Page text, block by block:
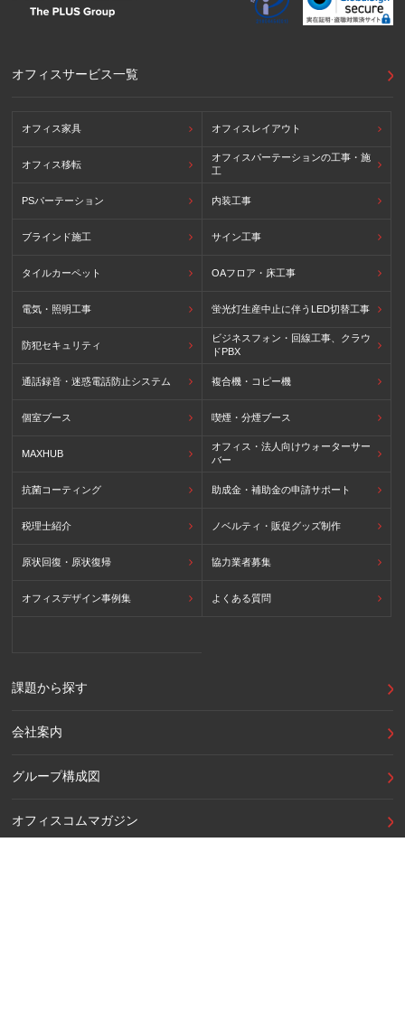
オフィスサービス一覧
オフィス家具 オフィスレイアウト
オフィス移転
オフィスパーテーションの工事・施
工
PSパーテーション 内装工事
ブラインド施工 サイン工事
タイルカーペット OAフロア・床工事
電気・照明工事 蛍光灯生産中止に伴うLED切替工事
防犯セキュリティ
ビジネスフォン・回線工事、クラウ
ドPBX
通話録音・迷惑電話防止システム 複合機・コピー機
個室ブース 喫煙・分煙ブース
MAXHUB
オフィス・法人向けウォーターサー
バー
抗菌コーティング 助成金・補助金の申請サポート
税理士紹介 ノベルティ・販促グッズ制作
原状回復・原状復帰 協力業者募集
オフィスデザイン事例集 よくある質問
課題から探す
会社案内
グループ構成図
オフィスコムマガジン